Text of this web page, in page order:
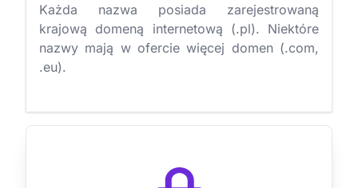
Każda nazwa posiada zarejestrowaną
krajową domeną internetową (.pl). Niektóre
nazwy mają w ofercie więcej domen (.com,
.eu).